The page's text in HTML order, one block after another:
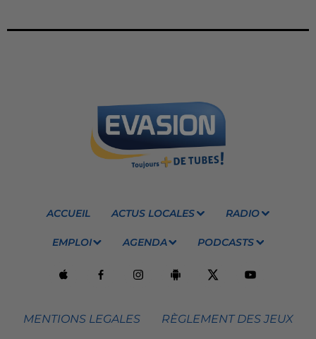
ACCUEIL ACTUS LOCALES RADIO
EMPLOI AGENDA PODCASTS
MENTIONS LEGALES RÈGLEMENT DES JEUX